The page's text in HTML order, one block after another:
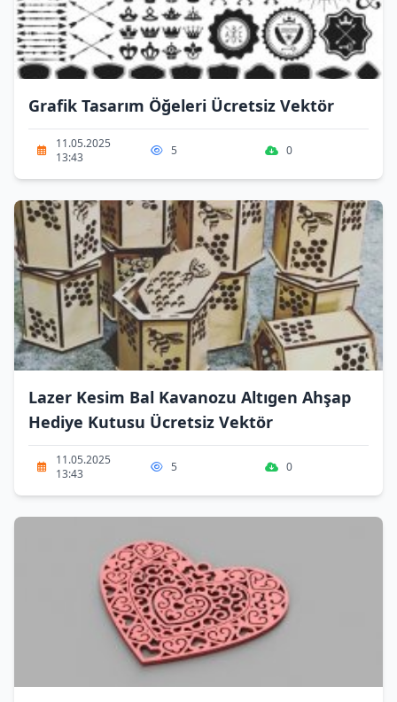
Grafik Tasarım Öğeleri Ücretsiz Vektör
11.05.2025
13:43
5 0
Lazer Kesim Bal Kavanozu Altıgen Ahşap
Hediye Kutusu Ücretsiz Vektör
11.05.2025
13:43
5 0